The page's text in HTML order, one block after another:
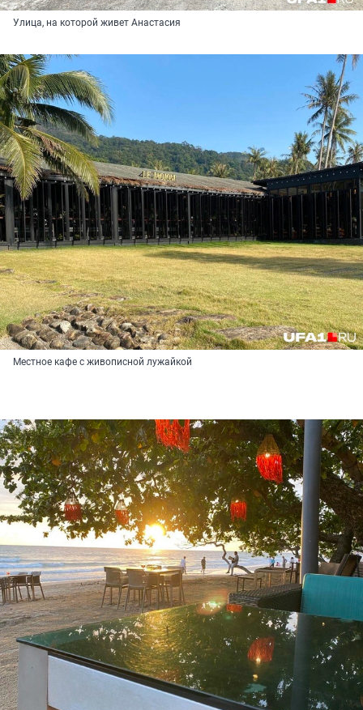
Улица, на которой живет Анастасия
Местное кафе с живописной лужайкой